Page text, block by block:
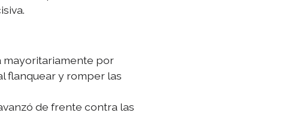
mayoritariamente por
flanquear y romper las
de frente contra las